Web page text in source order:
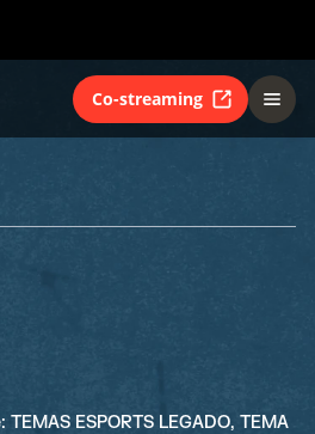
Co-streaming
ESPORTS LEGADO, TEMA